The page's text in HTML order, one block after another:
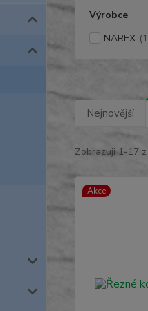
Výrobce
NAREX
Nejnovější
Zobrazuji 1-17
Akce